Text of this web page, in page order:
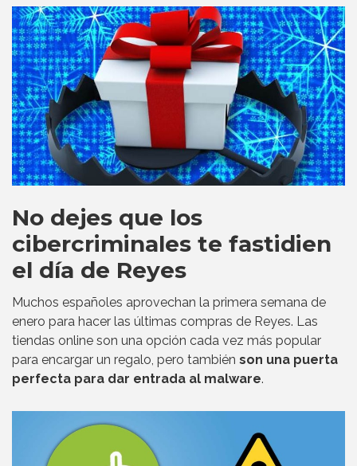
No dejes que los
cibercriminales te fastidien
el día de Reyes
Muchos españoles aprovechan la primera semana de
enero para hacer las últimas compras de Reyes. Las
tiendas online son una opción cada vez más popular
para encargar un regalo, pero también son una puerta
perfecta para dar entrada al malware.